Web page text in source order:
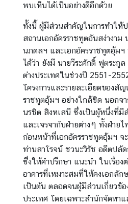
พบเห็นได้เป็นอย่างดีอีกด้วย
ทั้งนี้ ผู้มีส่วนสำคัญในการทำให้ป
สถานเอกอัครราชทูตอันสง่างาม
นภดลฯ และเอกอัครราชทูตอุ้มฯ
ได้ว่า ยังมี นายวีระศักดิ์ ฟูตระกู
ต่างประเทศในช่วงปี 2551-
โครงการและรายละเอียดของสั
ราชทูตอุ้มฯ อย่างใกล้ชิด นอกจ
นรชิต สิงหเสนี ซึ่งเป็นผู้หนึ่งที่มี
และเจรจากับฝ่ายต่างๆ ทั้งฝ่าย
ก่อนหน้าที่เอกอัครราชทูตอุ้มฯ
ท่านสาโรจน์ ชวนะวิรัช อดีตปลัด
ซึ่งให้คำปรึกษา แนะนำ ในเรื่อ
อาคารที่เหมาะสมที่ให้คงเอกลั
เป็นต้น ตลอดจนผู้มีส่วนเกี่ยวข้อ
ประเทศ โดยเฉพาะสำนักจัดหา